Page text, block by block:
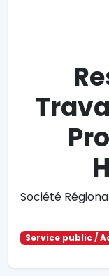
Société
Service public /